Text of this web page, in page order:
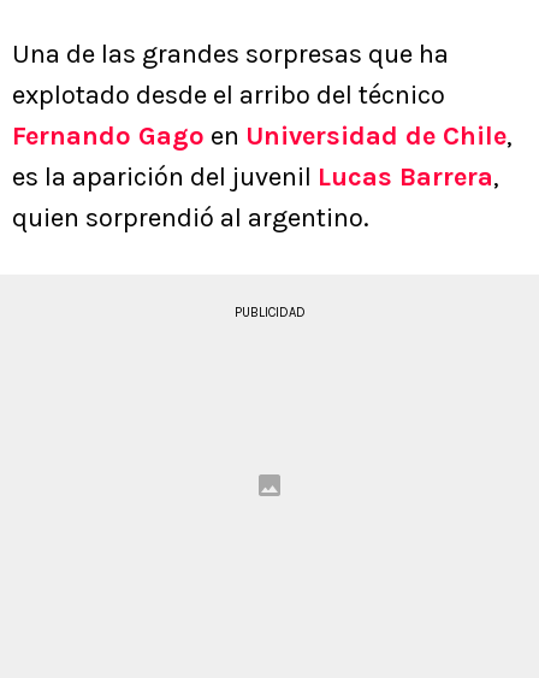
Una de las grandes sorpresas que ha
explotado desde el arribo del técnico
Fernando Gago en Universidad de Chile,
es la aparición del juvenil Lucas Barrera,
quien sorprendió al argentino.
PUBLICIDAD